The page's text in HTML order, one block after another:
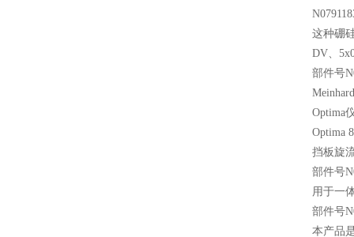
这种硼
DV、
部件号
Optima
Optima
挡板旋
部件号
用于一
部件号
本产品